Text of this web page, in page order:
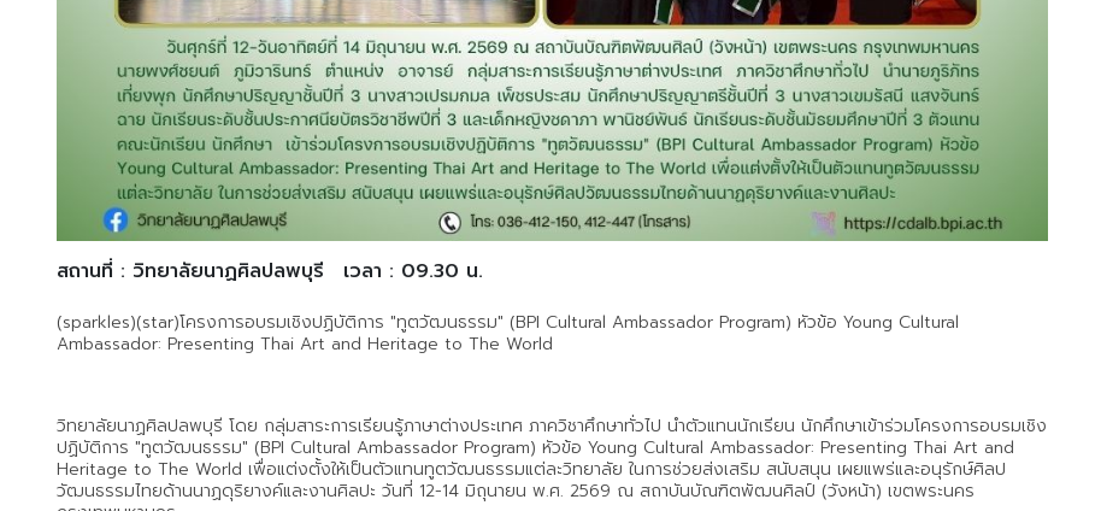
สถานที่ : วิทยาลัยนาฏศิลปลพบุรี เวลา : 09.30 น.
(sparkles)(star)โครงการอบรมเชิงปฏิบัติการ "ทูตวัฒนธรรม" (BPI Cultural Ambassador Program) หัวข้อ Young Cultural
Ambassador: Presenting Thai Art and Heritage to The World
วิทยาลัยนาฏศิลปลพบุรี โดย กลุ่มสาระการเรียนรู้ภาษาต่างประเทศ ภาควิชาศึกษาทั่วไป นำตัวแทนนักเรียน นักศึกษาเข้าร่วมโครงการอบรมเชิง
ปฏิบัติการ "ทูตวัฒนธรรม" (BPI Cultural Ambassador Program) หัวข้อ Young Cultural Ambassador: Presenting Thai Art and
Heritage to The World เพื่อแต่งตั้งให้เป็นตัวแทนทูตวัฒนธรรมแต่ละวิทยาลัย ในการช่วยส่งเสริม สนับสนุน เผยแพร่และอนุรักษ์ศิลป
วัฒนธรรมไทยด้านนาฏดุริยางค์และงานศิลปะ วันที่ 12-14 มิถุนายน พ.ศ. 2569 ณ สถาบันบัณฑิตพัฒนศิลป์ (วังหน้า) เขตพระนคร